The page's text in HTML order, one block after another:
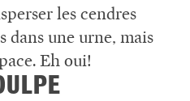
les cendres
dans une urne, mais
Eh oui!